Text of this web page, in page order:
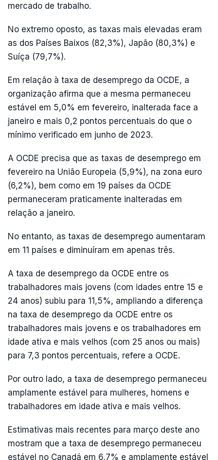
mercado de trabalho.
No extremo oposto, as taxas mais elevadas eram
as dos Países Baixos (82,3%), Japão (80,3%) e
Suíça (79,7%).
Em relação à taxa de desemprego da OCDE, a
organização afirma que a mesma permaneceu
estável em 5,0% em fevereiro, inalterada face a
janeiro e mais 0,2 pontos percentuais do que o
mínimo verificado em junho de 2023.
A OCDE precisa que as taxas de desemprego em
fevereiro na União Europeia (5,9%), na zona euro
(6,2%), bem como em 19 países da OCDE
permaneceram praticamente inalteradas em
relação a janeiro.
No entanto, as taxas de desemprego aumentaram
em 11 países e diminuíram em apenas três.
A taxa de desemprego da OCDE entre os
trabalhadores mais jovens (com idades entre 15 e
24 anos) subiu para 11,5%, ampliando a diferença
na taxa de desemprego da OCDE entre os
trabalhadores mais jovens e os trabalhadores em
idade ativa e mais velhos (com 25 anos ou mais)
para 7,3 pontos percentuais, refere a OCDE.
Por outro lado, a taxa de desemprego permaneceu
amplamente estável para mulheres, homens e
trabalhadores em idade ativa e mais velhos.
Estimativas mais recentes para março deste ano
mostram que a taxa de desemprego permaneceu
estável no Canadá em 6,7% e amplamente estável